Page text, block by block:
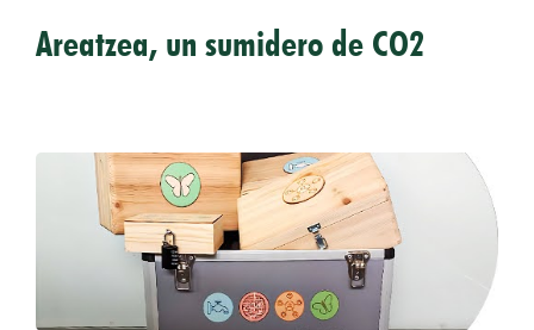
Areatzea, un sumidero de CO2